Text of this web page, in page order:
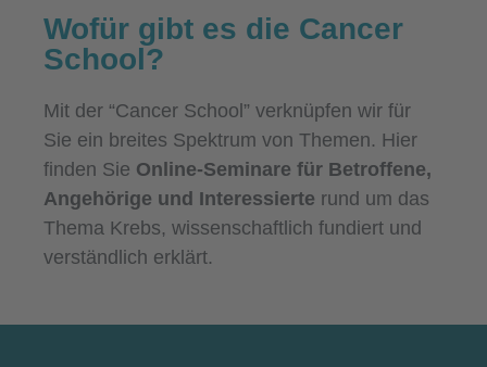
Wofür gibt es die Cancer
School?
Mit der “Cancer School” verknüpfen wir für
Sie ein breites Spektrum von Themen. Hier
finden Sie Online-Seminare für Betroffene,
Angehörige und Interessierte rund um das
Thema Krebs, wissenschaftlich fundiert und
verständlich erklärt.